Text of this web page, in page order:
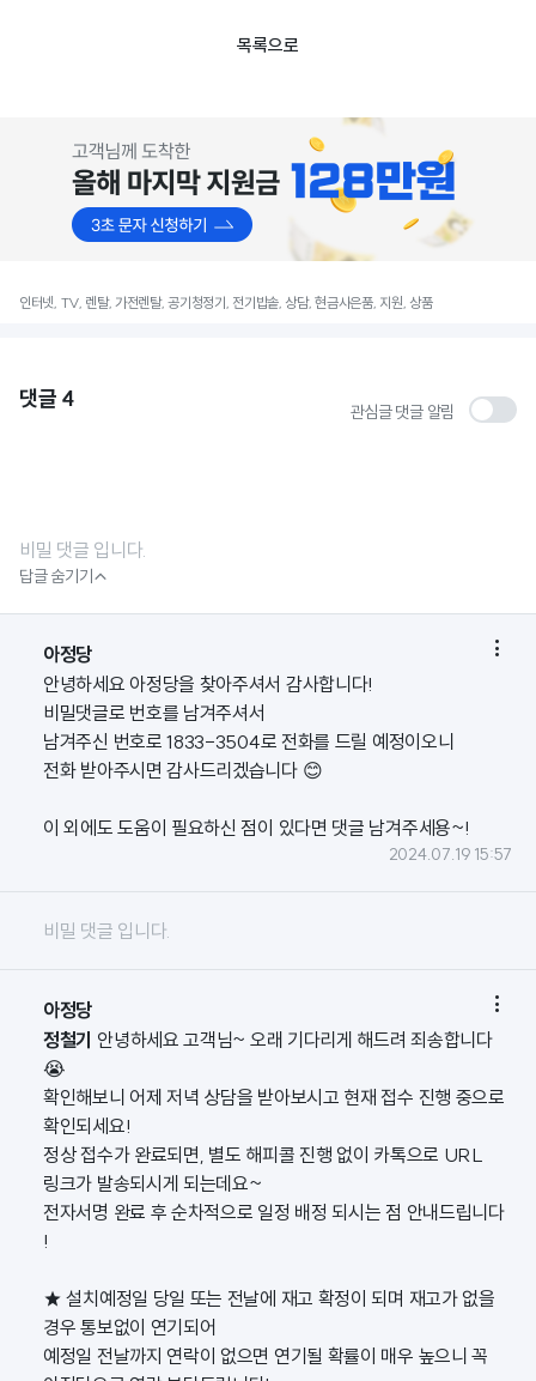
목록으로
인터넷, TV, 렌탈, 가전렌탈, 공기청정기, 전기밥솥, 상담, 현금사은품, 지원, 상품
댓글 4 관심글 댓글 알림
비밀 댓글 입니다.
답글 숨기기
아정당 
안녕하세요 아정당을 찾아주셔서 감사합니다!
비밀댓글로 번호를 남겨주셔서
남겨주신 번호로 1833-3504로 전화를 드릴 예정이오니
전화 받아주시면 감사드리겠습니다 😊
이 외에도 도움이 필요하신 점이 있다면 댓글 남겨주세용~!
2024.07.19 15:57
비밀 댓글 입니다.
아정당 
정철기 안녕하세요 고객님~ 오래 기다리게 해드려 죄송합니다
😭
확인해보니 어제 저녁 상담을 받아보시고 현재 접수 진행 중으로
확인되세요!
정상 접수가 완료되면, 별도 해피콜 진행 없이 카톡으로 URL
링크가 발송되시게 되는데요~
전자서명 완료 후 순차적으로 일정 배정 되시는 점 안내드립니다
!
★ 설치예정일 당일 또는 전날에 재고 확정이 되며 재고가 없을
경우 통보없이 연기되어
예정일 전날까지 연락이 없으면 연기될 확률이 매우 높으니 꼭